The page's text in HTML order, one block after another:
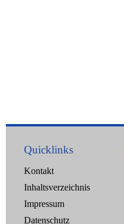
Quicklinks
Kontakt
Inhaltsverzeichnis
Impressum
Datenschutz